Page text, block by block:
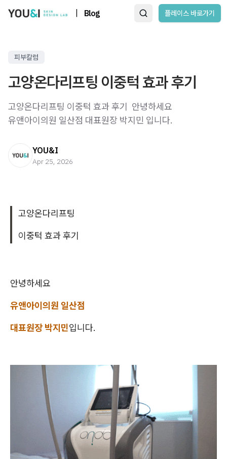
Blog 플레이스 바로가기
피부칼럼
고양온다리프팅 이중턱 효과 후기
고양온다리프팅 이중턱 효과 후기 ​ 안녕하세요
유앤아이의원 일산점 대표원장 박지민 입니다.
YOU&I
Apr 25, 2026
고양온다리프팅
이중턱 효과 후기
안녕하세요
유앤아이의원 일산점
대표원장 박지민입니다.